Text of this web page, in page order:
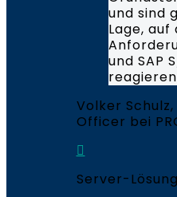
und sind
Lage,
und SAP
Volker
Officer bei
Server-